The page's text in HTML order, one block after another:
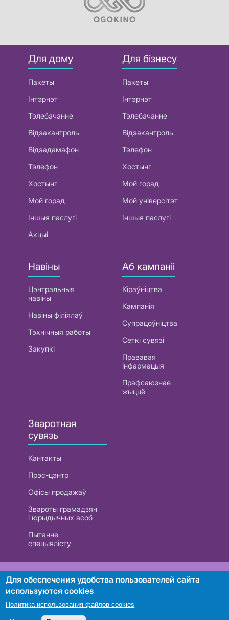
Для дому
Пакеты
Інтэрнэт
Тэлебачанне
Відэакантроль
Відэадамафон
Тэлефон
Хостынг
Мой горад
Іншыя паслугі
Акцыі
Для бізнесу
Пакеты
Інтэрнэт
Тэлебачанне
Відэакантроль
Тэлефон
Хостынг
Мой горад
Мой універсітэт
Іншыя паслугі
Навіны
Цэнтральныя
навіны
Навіны філіялаў
Тэхнічныя работы
Закупкі
Аб кампаніі
Кіраўніцтва
Кампанія
Супрацоўніцтва
Сеткі сувязі
Прававая
інфармацыя
Прафсаюзнае
жыццё
Зваротная
сувязь
Кантакты
Прэс-цэнтр
Офісы продажаў
Звароты грамадзян
і юрыдычных асоб
Пытанне
спецыялісту
РУП «Белтэлекам». УНП 101007741
Пошук
Для обеспечения удобства пользователей сайта
используются cookies
Политика использования файлов cookies